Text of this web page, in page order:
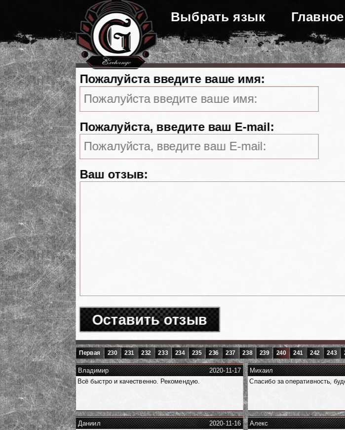
Выбрать язык
Пожалуйста введите ваше имя:
Пожалуйста, введите ваш E-mail:
Ваш отзыв:
Оставить отзыв
Первая 230 231 232 233 234 235 236 237 238 239 240 241 242 243
2020-11-17
Владимир
Всё быстро и качественно. Рекомендую.
Михаил
Спасибо за оперативность,
2020-11-16
Даниил
Алекс